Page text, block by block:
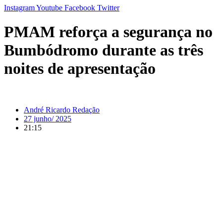
InstagramYoutube Facebook Twitter
PMAM reforça a segurança no
Bumbódromo durante as três
noites de apresentação
André Ricardo Redação
27 junho/ 2025
21:15